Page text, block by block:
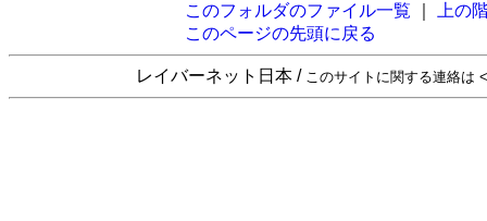
このフォルダのファイル一覧
上の
このページの先頭に戻る
レイバーネット日本 / このサイトに関する連絡は